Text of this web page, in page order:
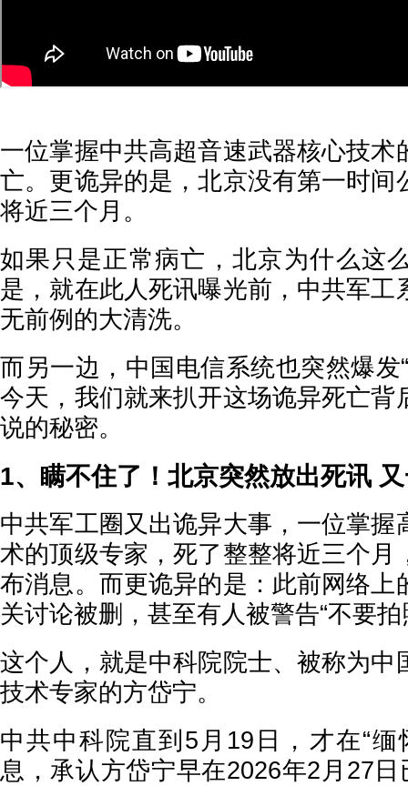
一位掌握中共高超音速武器核心技术
亡。更诡异的是，北京没有第一时间
将近三个月。
如果只是正常病亡，北京为什么这
是，就在此人死讯曝光前，中共军工
无前例的大清洗。
而另一边，中国电信系统也突然爆发
今天，我们就来扒开这场诡异死亡背
说的秘密。
1、瞒不住了！北京突然放出死讯
中共军工圈又出诡异大事，一位掌握
术的顶级专家，死了整整将近三个月
布消息。而更诡异的是：此前网络上
关讨论被删，甚至有人被警告“不要拍
这个人，就是中科院院士、被称为中
技术专家的方岱宁。
中共中科院直到5月19日，才在“缅
息，承认方岱宁早在2026年2月27日